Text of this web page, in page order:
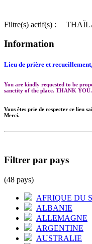
Filtre(s) actif(s) :
Information
Lieu de prière et
You are kindly requested to be
sanctity of the place. THANK YOU.
Vous êtes prie de respecter ce lieu
Merci.
Filtrer par pays
(48 pays)
AFRIQUE DU
ALBANIE
ALLEMAGNE
ARGENTINE
AUSTRALIE